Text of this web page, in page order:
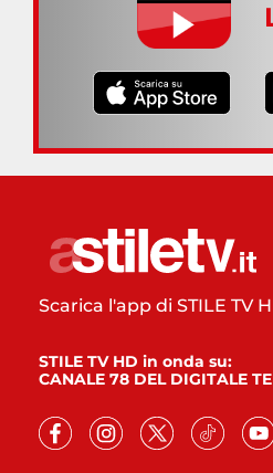
Scarica l'app di STILE TV
STILE TV HD in onda su:
CANALE 78 DEL DIGITALE